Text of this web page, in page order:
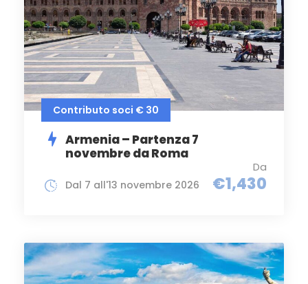
Contributo soci € 30
Armenia – Partenza 7
novembre da Roma
Da
€1,430
Dal 7 all'13 novembre 2026